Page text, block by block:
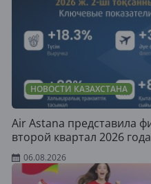
НОВОСТИ КАЗАХСТАНА
Air Astana представила
второй квартал 2026 года
06.08.2026